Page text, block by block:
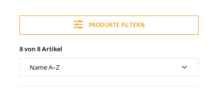
PRODUKTE FILTERN
8 von 8 Artikel